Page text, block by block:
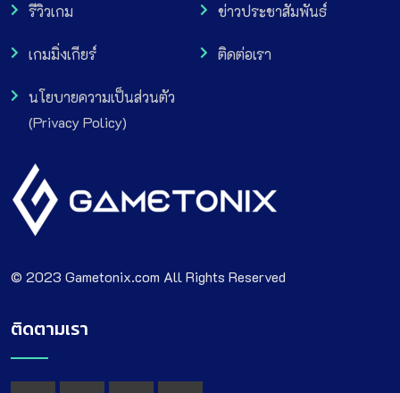
รีวิวเกม ข่าวประชาสัมพันธ์
เกมมิ่งเกียร์ ติดต่อเรา
นโยบายความเป็นส่วนตัว
(Privacy Policy)
© 2023 Gametonix.com All Rights Reserved
ติดตามเรา